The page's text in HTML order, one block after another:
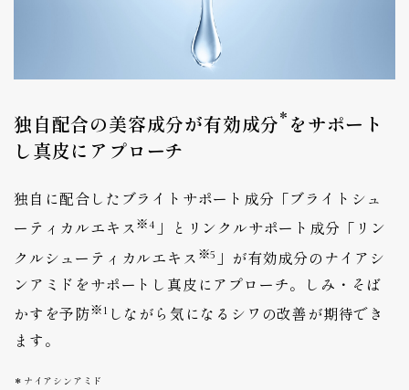
独自配合の美容成分が有効成分* をサポート
し真皮にアプローチ
独自に配合したブライトサポート成分「ブライトシュ
ーティカルエキス※4」とリンクルサポート成分「リン
クルシューティカルエキス ※5」が有効成分のナイアシ
ンアミドをサポートし真皮にアプローチ。しみ・そば
かすを予防※1 しながら気になるシワの改善が期待でき
ます。
＊ナイアシンアミド